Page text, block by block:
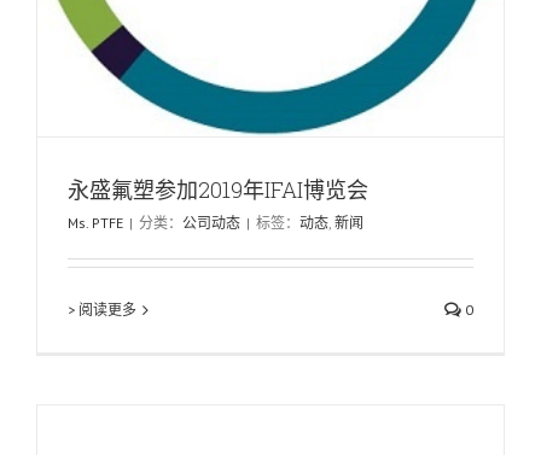
永盛氟塑参加2019年IFAI博览会
Ms. PTFE | 分类： 公司动态 | 标签： 动态, 新闻
> 阅读更多 0